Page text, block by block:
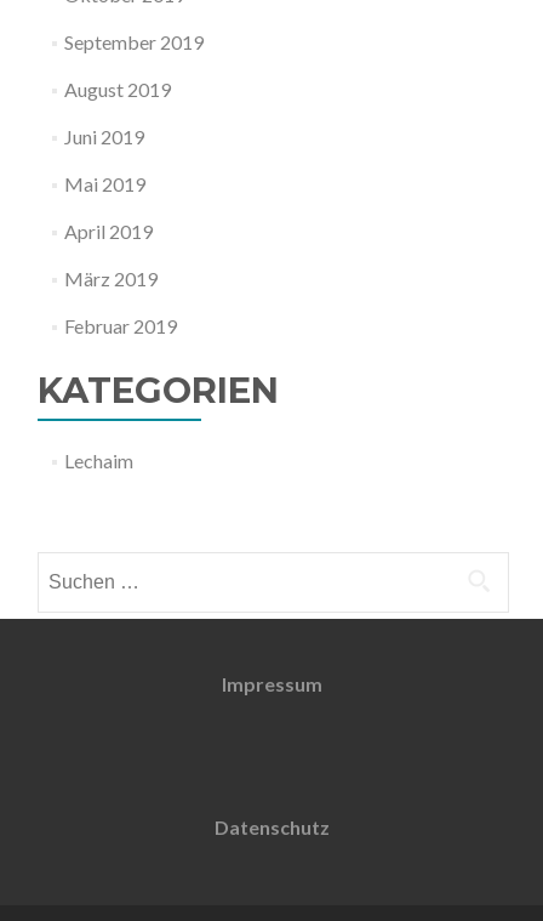
September 2019
August 2019
Juni 2019
Mai 2019
April 2019
März 2019
Februar 2019
KATEGORIEN
Lechaim
nach:
Impressum
Datenschutz